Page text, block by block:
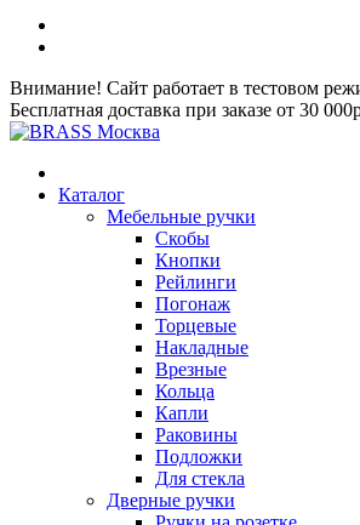
Внимание! Сайт работает в тестовом
Бесплатная доставка при заказе от 30
Каталог
Мебельные ручки
Скобы
Кнопки
Рейлинги
Погонаж
Торцевые
Накладные
Врезные
Кольца
Капли
Раковины
Подложки
Для стекла
Дверные ручки